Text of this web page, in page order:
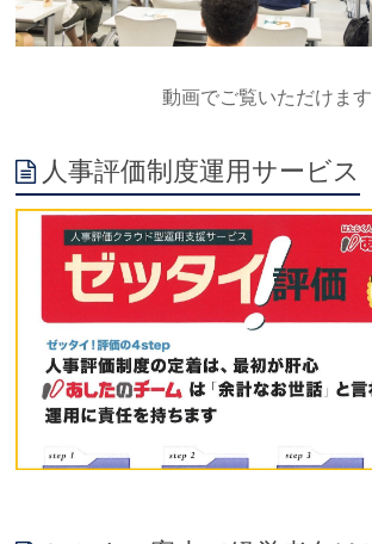
動画でご覧いただけます
人事評価制度運用サービス